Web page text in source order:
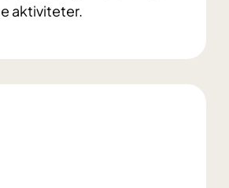
aktiviteter.